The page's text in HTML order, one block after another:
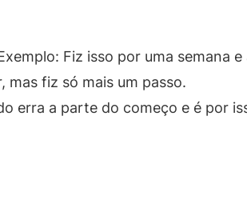
Fiz isso por uma semana
mas fiz só mais um passo.
erra a parte do começo e é por